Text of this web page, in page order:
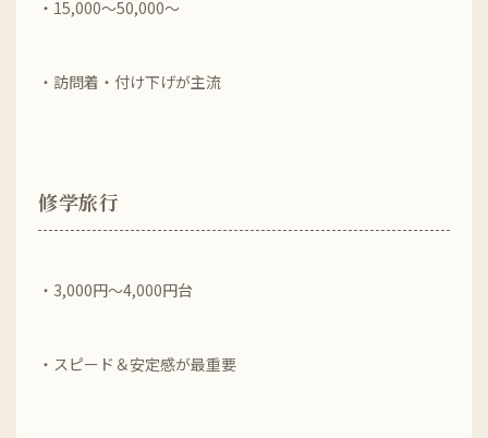
・15,000～50,000～
・訪問着・付け下げが主流
修学旅行
・3,000円～4,000円台
・スピード＆安定感が最重要